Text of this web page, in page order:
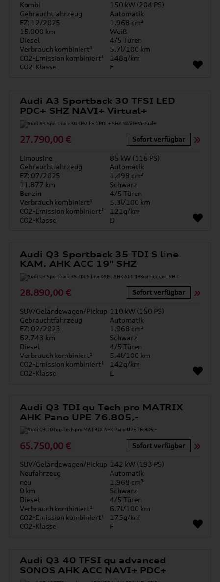
Kombi
150 kW (204 PS)
Gebrauchtfahrzeug
Automatik
EZ: 12/2025
1.968 cm³
15.000 km
Weiß
Diesel
4/5 Türen
Verbrauch kombiniert¹
5.7l/100 km
CO2-Emission kombiniert¹
148g/km
CO2-Klasse
E
Audi A3 Sportback 30 TFSI LED
PDC+ SHZ NAVI+ Virtual+
27.790,00 € Sofort verfügbar
Limousine
85 kW (116 PS)
Gebrauchtfahrzeug
Automatik
EZ: 07/2025
1.498 cm³
11.877 km
Schwarz
Benzin
4/5 Türen
Verbrauch kombiniert¹
5.3l/100 km
CO2-Emission kombiniert¹
121g/km
CO2-Klasse
D
Audi Q3 Sportback 35 TDI S line
KAM. AHK ACC 19" SHZ
28.890,00 € Sofort verfügbar
SUV/Geländewagen/Pickup 110 kW (150 PS)
Gebrauchtfahrzeug
Automatik
EZ: 02/2023
1.968 cm³
62.743 km
Schwarz
Diesel
4/5 Türen
Verbrauch kombiniert¹
5.4l/100 km
CO2-Emission kombiniert¹
142g/km
CO2-Klasse
E
Audi Q3 TDI qu Tech pro MATRIX
AHK Pano UPE 76.805,-
65.750,00 € Sofort verfügbar
SUV/Geländewagen/Pickup 142 kW (193 PS)
Neufahrzeug
Automatik
neu
1.968 cm³
0 km
Schwarz
Diesel
4/5 Türen
Verbrauch kombiniert¹
6.7l/100 km
CO2-Emission kombiniert¹
175g/km
CO2-Klasse
F
Audi Q3 40 TFSI qu advanced
SONOS AHK ACC NAVI+ PDC+